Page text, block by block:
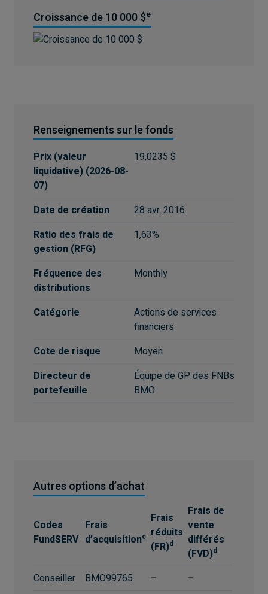
Croissance de 10 000 $e
Renseignements sur le fonds
Prix (valeur
liquidative) (2026-08-
07)
19,0235 $
Date de création
28 avr. 2016
Ratio des frais de
gestion (RFG)
1,63%
Fréquence des
distributions
Monthly
Catégorie
Actions de services
financiers
Cote de risque
Moyen
Directeur de
portefeuille
Équipe de GP des FNBs
BMO
Autres options d’achat
Codes
FundSERV
Frais
d’acquisitionc
Frais
réduits
(FR)d
Frais de
vente
différés
(FVD)d
Conseiller BMO99765 –
–